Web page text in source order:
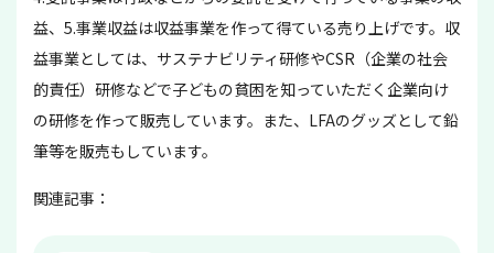
益、5.事業収益は収益事業を作って得ている売り上げです。収
益事業としては、サステナビリティ研修やCSR（企業の社会
的責任）研修などで子どもの貧困を知っていただく企業向け
の研修を作って販売しています。また、LFAのグッズとして鉛
筆等を販売もしています。
関連記事：